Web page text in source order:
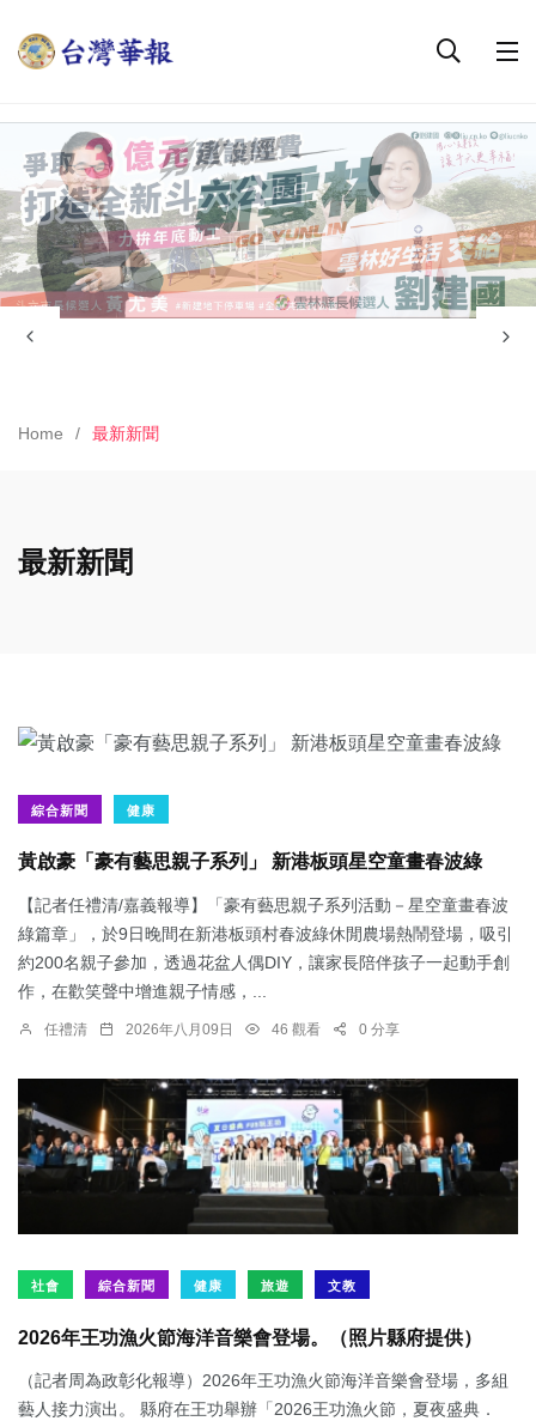
Home 最新新聞
最新新聞
綜合新聞 健康
黃啟豪「豪有藝思親子系列」 新港板頭星空童畫春波綠
【記者任禮清/嘉義報導】「豪有藝思親子系列活動－星空童畫春波
綠篇章」，於9日晚間在新港板頭村春波綠休閒農場熱鬧登場，吸引
約200名親子參加，透過花盆人偶DIY，讓家長陪伴孩子一起動手創
作，在歡笑聲中增進親子情感，...
任禮清 2026年八月09日 46 觀看 0 分享
社會 綜合新聞 健康 旅遊 文教
2026年王功漁火節海洋音樂會登場。（照片縣府提供）
（記者周為政彰化報導）2026年王功漁火節海洋音樂會登場，多組
藝人接力演出。 縣府在王功舉辦「2026王功漁火節，夏夜盛典．